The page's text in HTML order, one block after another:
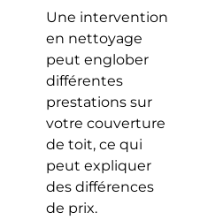
Une intervention
en nettoyage
peut englober
différentes
prestations sur
votre couverture
de toit, ce qui
peut expliquer
des différences
de prix.